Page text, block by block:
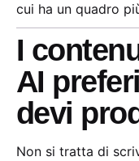
cui ha un quadro
I
AI
devi
Non si tratta di